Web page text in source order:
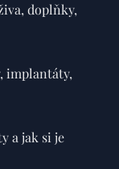
doplňky,
implantáty,
a jak si je